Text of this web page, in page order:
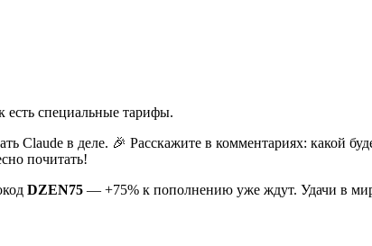
есть специальные тарифы.
Claude в деле. 🎉 Расскажите в комментариях:
почитать!
DZEN75 — +75% к пополнению уже ждут. Удачи в